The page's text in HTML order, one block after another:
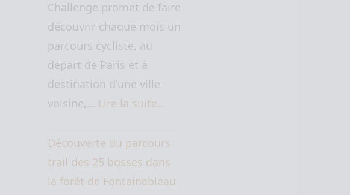
Challenge promet de faire
découvrir chaque mois un
parcours cycliste, au
départ de Paris et à
destination d'une ville
voisine,… Lire la suite…
Découverte du parcours
trail des 25 bosses dans
la forêt de Fontainebleau